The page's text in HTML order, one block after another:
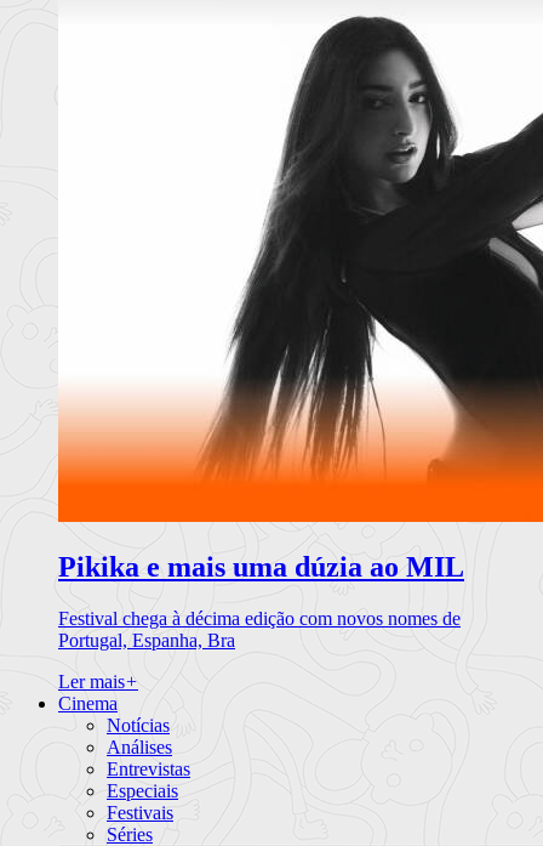
Pikika e mais uma dúzia ao MIL
Festival chega à décima edição com novos nomes de
Portugal, Espanha, Bra
Ler mais+
Cinema
Notícias
Análises
Entrevistas
Especiais
Festivais
Séries